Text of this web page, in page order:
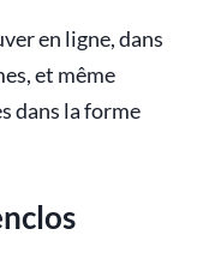
en ligne, dans
et même
dans la forme